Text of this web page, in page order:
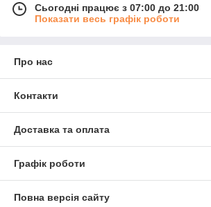
Сьогодні працює з 07:00 до 21:00
Показати весь графік роботи
Про нас
Контакти
Доставка та оплата
Графік роботи
Повна версія сайту